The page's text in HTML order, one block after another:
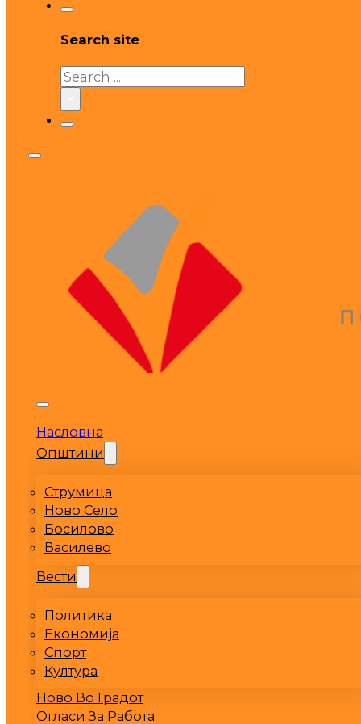
Search site
Search
Насловна
Општини
Струмица
Ново Село
Босилово
Василево
Вести
Политика
Економија
Спорт
Култура
Ново Во Градот
Огласи За Работа